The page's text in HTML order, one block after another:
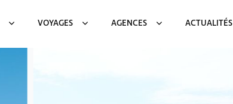
VOYAGES AGENCES ACTUALITÉS